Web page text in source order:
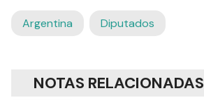
Argentina Diputados
NOTAS RELACIONADAS